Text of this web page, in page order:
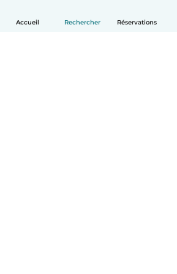
Accueil Rechercher Réservations